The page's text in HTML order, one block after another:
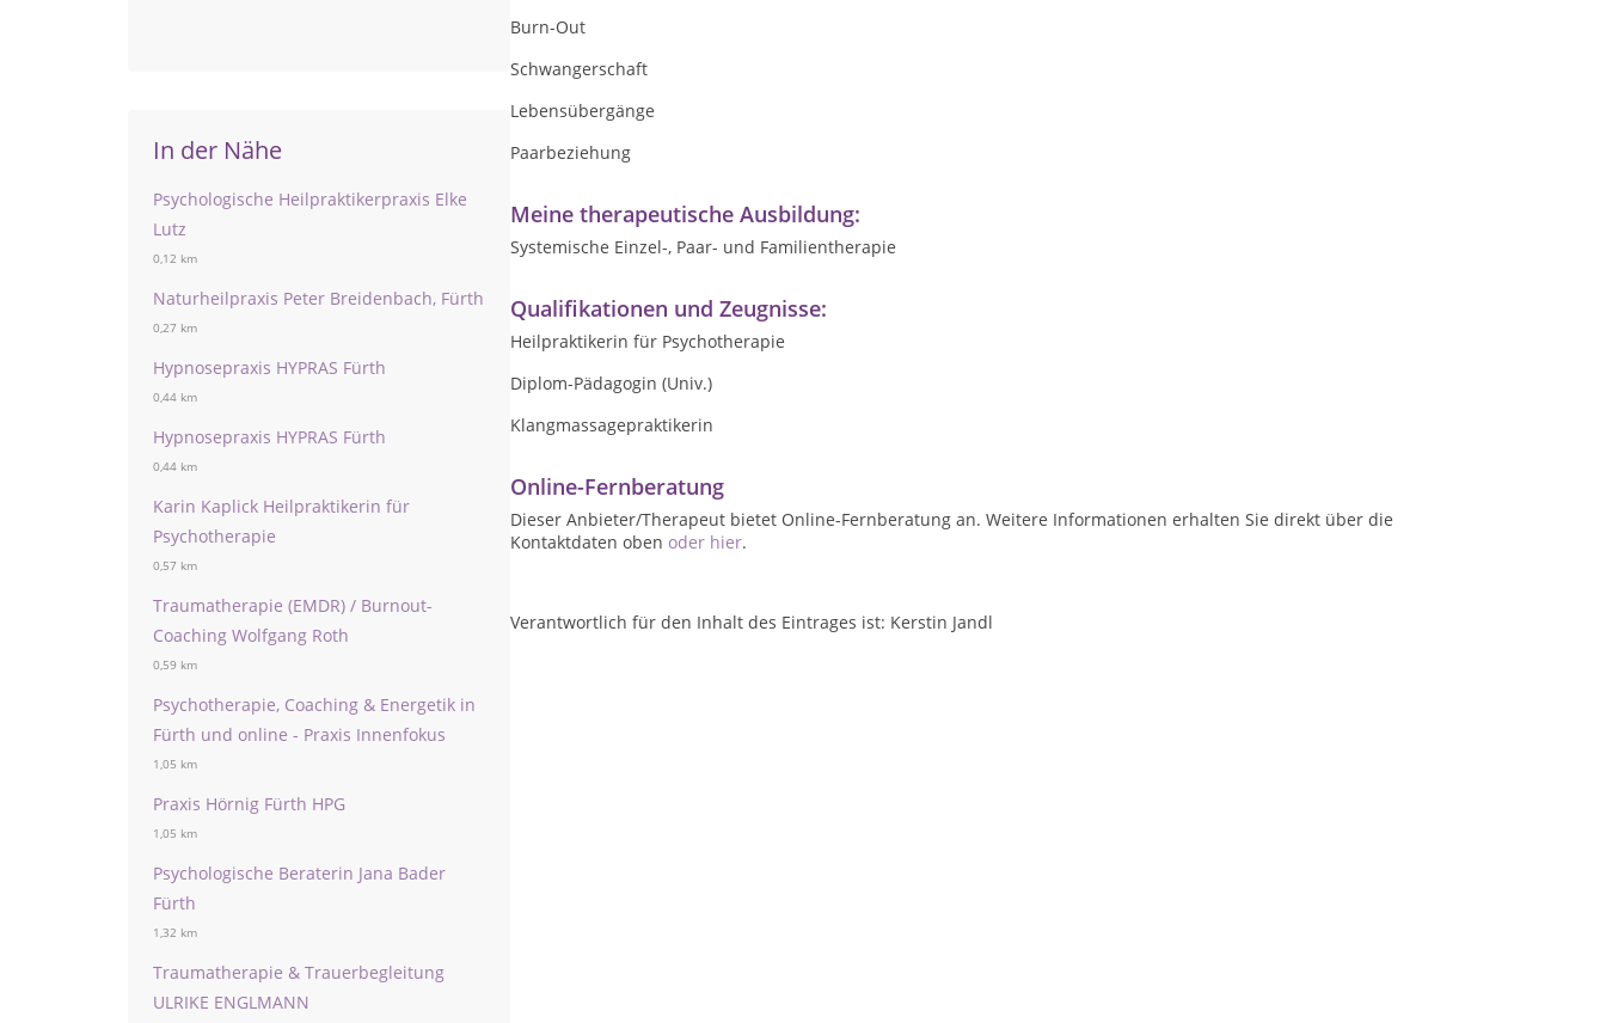
In der Nähe
Psychologische Heilpraktikerpraxis Elke
Lutz
0,12 km
Naturheilpraxis Peter Breidenbach, Fürth
0,27 km
Hypnosepraxis HYPRAS Fürth
0,44 km
Hypnosepraxis HYPRAS Fürth
0,44 km
Karin Kaplick Heilpraktikerin für
Psychotherapie
0,57 km
Traumatherapie (EMDR) / Burnout-
Coaching Wolfgang Roth
0,59 km
Psychotherapie, Coaching & Energetik in
Fürth und online - Praxis Innenfokus
1,05 km
Praxis Hörnig Fürth HPG
1,05 km
Psychologische Beraterin Jana Bader
Fürth
1,32 km
Traumatherapie & Trauerbegleitung
ULRIKE ENGLMANN
Burn-Out
Schwangerschaft
Lebensübergänge
Paarbeziehung
Meine therapeutische Ausbildung:
Systemische Einzel-, Paar- und Familientherapie
Qualifikationen und Zeugnisse:
Heilpraktikerin für Psychotherapie
Diplom-Pädagogin (Univ.)
Klangmassagepraktikerin
Online-Fernberatung
Dieser Anbieter/Therapeut bietet Online-Fernberatung an. Weitere Informationen erhalten Sie direkt über die
Kontaktdaten oben oder hier.
Verantwortlich für den Inhalt des Eintrages ist: Kerstin Jandl